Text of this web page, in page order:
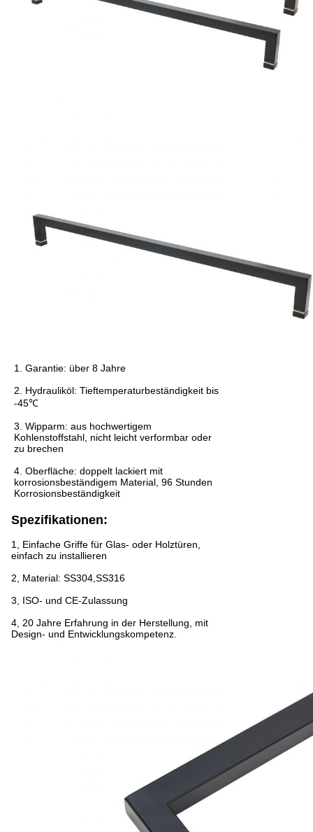
1. Garantie: über 8 Jahre
2. Hydrauliköl: Tieftemperaturbeständigkeit bis
-45℃
3. Wipparm: aus hochwertigem
Kohlenstoffstahl, nicht leicht verformbar oder
zu brechen
4. Oberfläche: doppelt lackiert mit
korrosionsbeständigem Material, 96 Stunden
Korrosionsbeständigkeit
Spezifikationen:
1, Einfache Griffe für Glas- oder Holztüren,
einfach zu installieren
2, Material: SS304,SS316
3, ISO- und CE-Zulassung
4, 20 Jahre Erfahrung in der Herstellung, mit
Design- und Entwicklungskompetenz.